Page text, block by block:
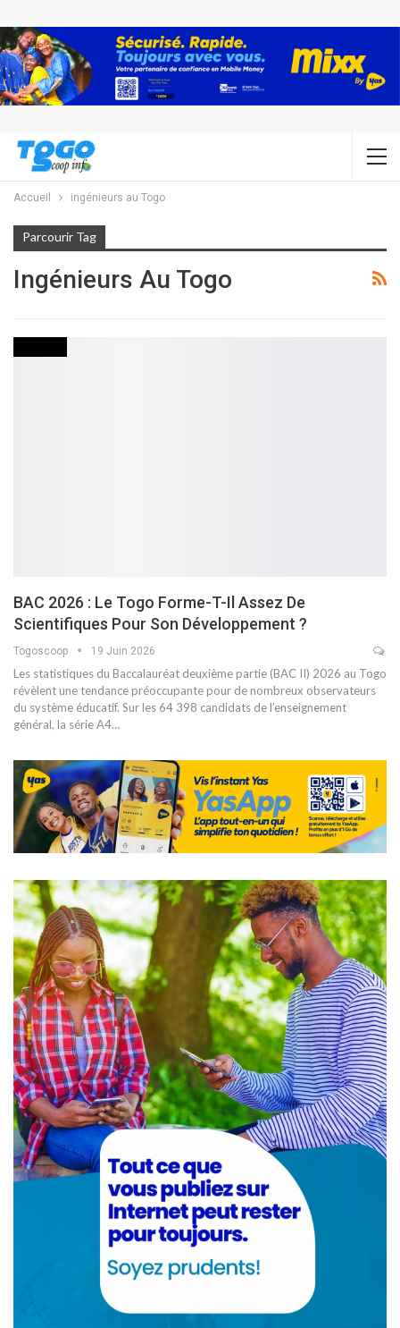
Accueil ingénieurs au Togo
Parcourir Tag
Ingénieurs Au Togo
BAC 2026 : Le Togo Forme-T-Il Assez De
Scientifiques Pour Son Développement ?
Togoscoop 19 Juin 2026
Les statistiques du Baccalauréat deuxième partie (BAC II) 2026 au Togo
révèlent une tendance préoccupante pour de nombreux observateurs
du système éducatif. Sur les 64 398 candidats de l’enseignement
général, la série A4…